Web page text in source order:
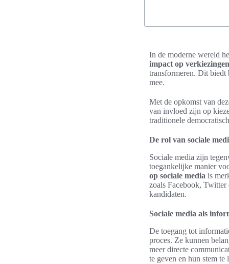
In de moderne wereld
impact op verkiezingen
transformeren. Dit biedt
mee.
Met de opkomst van
van invloed zijn op
traditionele
De rol van sociale
Sociale media zijn
toegankelijke manier
op sociale media is
zoals Facebook, Twitter
kandidaten.
Sociale media als
De toegang tot
proces. Ze kunnen
meer directe
te geven en hun stem